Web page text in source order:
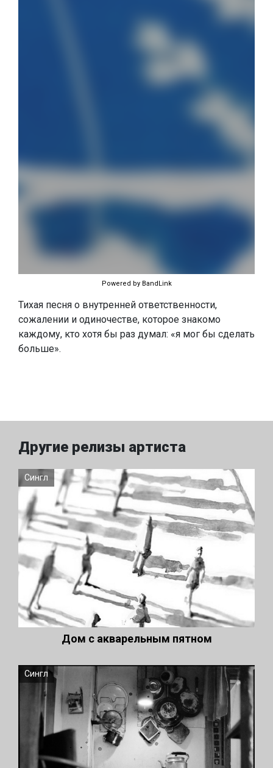
Powered by BandLink
Тихая песня о внутренней ответственности,
сожалении и одиночестве, которое знакомо
каждому, кто хотя бы раз думал: «я мог бы сделать
больше».
Другие релизы артиста
Сингл
Дом с акварельным пятном
Сингл